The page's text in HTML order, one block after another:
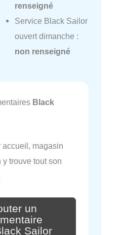
renseigné
Service Black Sailor
ouvert dimanche :
non renseigné
Black
accueil, magasin
trouve tout son
un
Sailor